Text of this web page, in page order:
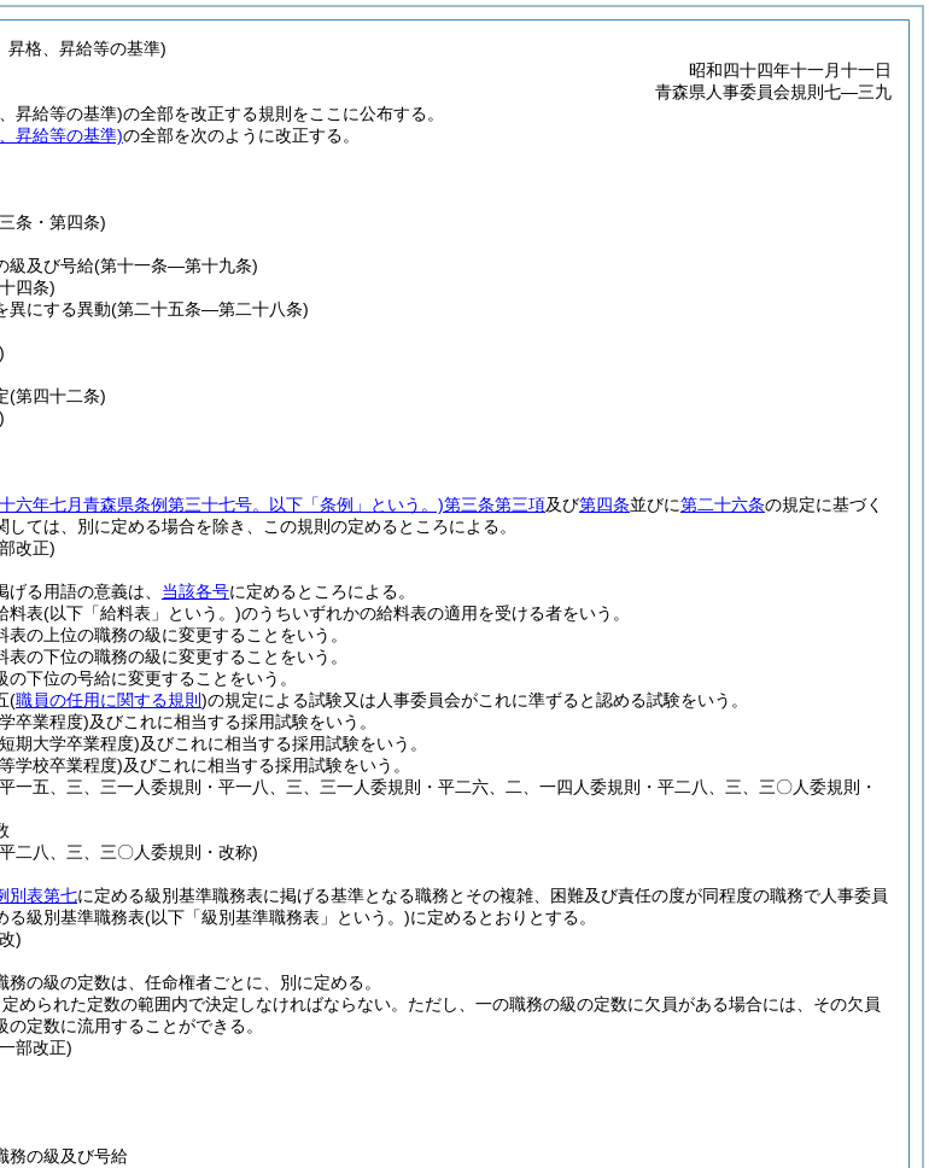
格、昇給等の基準)
昭和四十四年十一月十一日
青森県人事委員会規則七―三九
給等の基準)の全部を改正する規則をここに公布する。
昇給等の基準)の全部を次のように改正する。
条・第四条)
級及び号給(第十一条―第十九条)
四条)
異にする異動(第二十五条―第二十八条)
(第四十二条)
六年七月青森県条例第三十七号。以下「条例」という。)第三条第三項及び第四条並びに第二十六条の規定に基づく
ては、別に定める場合を除き、この規則の定めるところによる。
改正)
げる用語の意義は、 当該各号に定めるところによる。
料表(以下「給料表」という。)のうちいずれかの給料表の適用を受ける者をいう。
の上位の職務の級に変更することをいう。
の下位の職務の級に変更することをいう。
下位の号給に変更することをいう。
(職員の任用に関する規則 )の規定による試験又は人事委員会がこれに準ずると認める試験をいう。
卒業程度)及びこれに相当する採用試験をいう。
期大学卒業程度)及びこれに相当する採用試験をいう。
学校卒業程度)及びこれに相当する採用試験をいう。
一五、三、三一人委規則・平一八、三、三一人委規則・平二六、二、一四人委規則・平二八、三、三〇人委規則・
二八、三、三〇人委規則・改称)
別表第七に定める級別基準職務表に掲げる基準となる職務とその複雑、困難及び責任の度が同程度の職務で人事委員
る級別基準職務表(以下「級別基準職務表」という。)に定めるとおりとする。
)
務の級の定数は、任命権者ごとに、別に定める。
められた定数の範囲内で決定しなければならない。 ただし、一の職務の級の定数に欠員がある場合には、その欠員
定数に流用することができる。
部改正)
務の級及び号給